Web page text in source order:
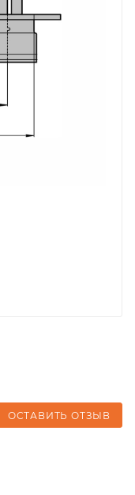
ОСТАВИТЬ ОТЗЫВ